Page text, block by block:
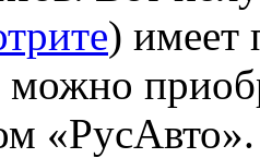
) имеет
можно
«РусАвто».